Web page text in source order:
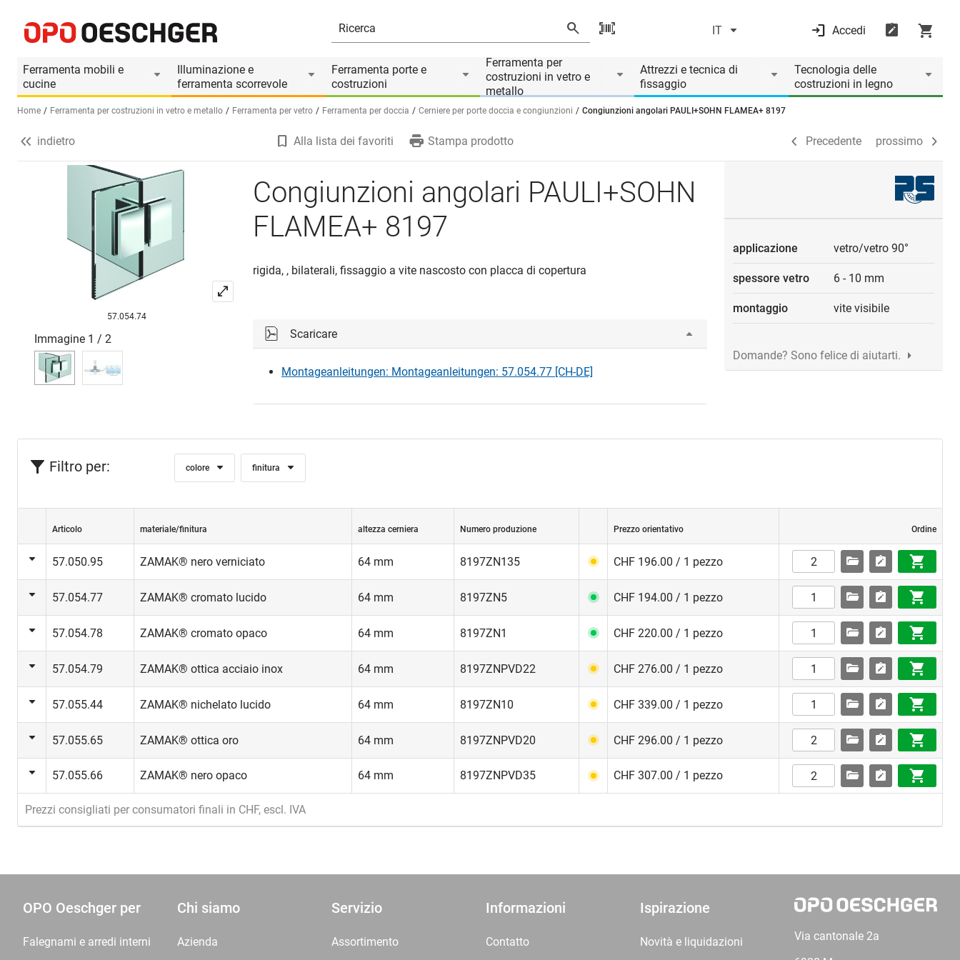
IT Accedi
Ferramenta mobili e
cucine
Illuminazione e
ferramenta scorrevole
Ferramenta porte e
costruzioni
Ferramenta per
costruzioni in vetro e
metallo
Attrezzi e tecnica di
fissaggio
Tecnologia delle
costruzioni in legno
Seleziona una lingua (IT)
Home Ferramenta per costruzioni in vetro e metallo Ferramenta per vetro Ferramenta per doccia Cerniere per porte doccia e congiunzioni Congiunzioni angolari PAULI+SOHN FLAMEA+ 8197
Informazioni prodotto
Precedente prossimo
indietro Alla lista dei favoriti Stampa prodotto Precedente prossimo
57.054.74
Immagine 1 / 2
Congiunzioni angolari PAULI+SOHN
FLAMEA+ 8197
rigida, , bilaterali, fissaggio a vite nascosto con placca di copertura
Scaricare
Montageanleitungen: Montageanleitungen: 57.054.77 [CH-DE]
applicazione vetro/vetro 90°
spessore vetro 6 - 10 mm
montaggio vite visibile
Domande? Sono felice di aiutarti.
Filtro per: colore finitura
Articolo materiale/finitura altezza cerniera Numero produzione Prezzo orientativo Ordine
57.050.95 ZAMAK® nero verniciato 64 mm 8197ZN135 CHF 196.00 / 1 pezzo
57.054.77 ZAMAK® cromato lucido 64 mm 8197ZN5 CHF 194.00 / 1 pezzo
57.054.78 ZAMAK® cromato opaco 64 mm 8197ZN1 CHF 220.00 / 1 pezzo
57.054.79 ZAMAK® ottica acciaio inox 64 mm 8197ZNPVD22 CHF 276.00 / 1 pezzo
57.055.44 ZAMAK® nichelato lucido 64 mm 8197ZN10 CHF 339.00 / 1 pezzo
57.055.65 ZAMAK® ottica oro 64 mm 8197ZNPVD20 CHF 296.00 / 1 pezzo
57.055.66 ZAMAK® nero opaco 64 mm 8197ZNPVD35 CHF 307.00 / 1 pezzo
Prezzi consigliati per consumatori finali in CHF, escl. IVA
OPO Oeschger per
Falegnami e arredi interni
Chi siamo
Azienda
Servizio
Assortimento
Informazioni
Contatto
Ispirazione
Novità e liquidazioni
Via cantonale 2a